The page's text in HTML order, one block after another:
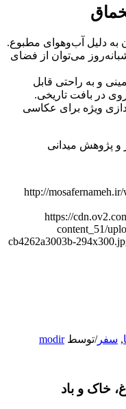
به دلیل آب‌وهوای مطبوع.
می‌توان از فضای
و به راحتی قابل
در بافت تاریخی.
ویژه برای عکاسی
و پژوهش میدانی
http://
https://
content_51/
cb4262a3003b-
, سفر/توسطmodir
خاک و باد